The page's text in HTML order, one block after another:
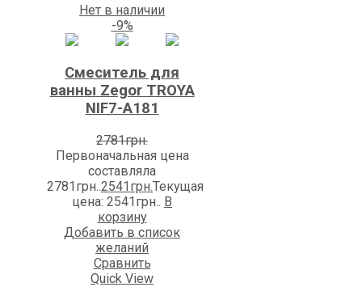
Нет в наличии
-9%
Смеситель для
ванны Zegоr TROYA
NIF7-A181
2781грн.
Первоначальная цена
составляла
2781грн..2541грн.Текущая
цена: 2541грн.. В
корзину
Добавить в список
желаний
Сравнить
Quick View